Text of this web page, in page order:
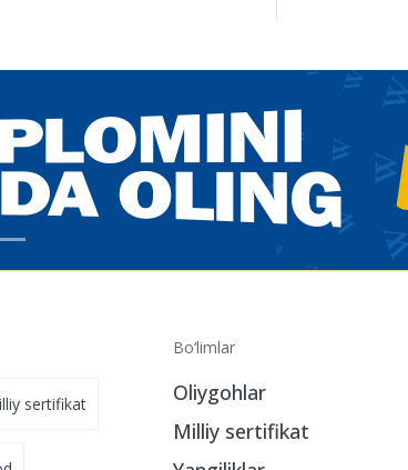
sertifikat
Bo‘limlar
Oliygohlar
Milliy sertifikat